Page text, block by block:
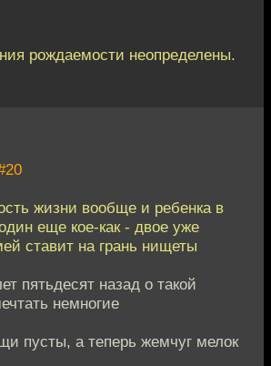
рождаемости неопределены.
жизни вообще и ребенка в
еще кое-как - двое уже
ставит на грань нищеты
пятьдесят назад о такой
немногие
пусты, а теперь жемчуг мелок